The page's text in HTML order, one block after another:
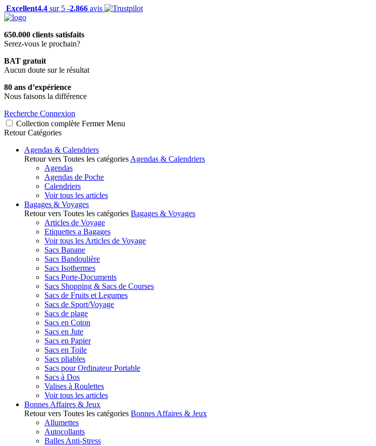
Excellent4.4 sur 5 -2.866 avis
650.000 clients satisfaits
Serez-vous le prochain?
BAT gratuit
Aucun doute sur le résultat
80 ans d’expérience
Nous faisons la différence
Recherche Connexion
Collection complète Fermer Menu
Retour Catégories
Agendas & Calendriers
Retour vers Toutes les catégories Agendas & Calendriers
Agendas
Agendas de Poche
Calendriers
Voir tous les articles
Bagages & Voyages
Retour vers Toutes les catégories Bagages & Voyages
Articles de Voyage
Etiquettes a Bagages
Voir tous les Articles de Voyage
Sacs Banane
Sacs Bandoulière
Sacs Isothermes
Sacs Porte-Documents
Sacs Shopping & Sacs de Courses
Sacs de Fruits et Legumes
Sacs de Sport/Voyage
Sacs de plage
Sacs en Coton
Sacs en Jute
Sacs en Papier
Sacs en Toile
Sacs pliables
Sacs pour Ordinateur Portable
Sacs à Dos
Valises à Roulettes
Voir tous les articles
Bonnes Affaires & Jeux
Retour vers Toutes les catégories Bonnes Affaires & Jeux
Allumettes
Autocollants
Balles Anti-Stress